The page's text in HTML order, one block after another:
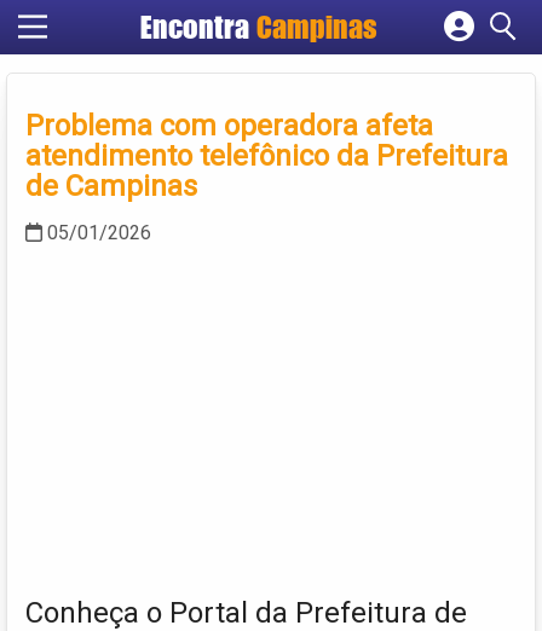
Encontra Campinas
Cadastrar empresa
Criar conta
Problema com operadora afeta
atendimento telefônico da Prefeitura
de Campinas
05/01/2026
Conheça o Portal da Prefeitura de